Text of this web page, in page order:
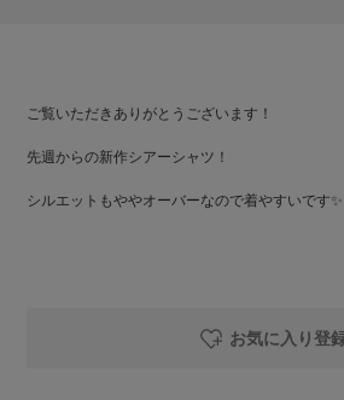
ご覧いただきありがとうございます！
先週からの新作シアーシャツ！
シルエットもややオーバーなので着やすいです✨
お気に入り登